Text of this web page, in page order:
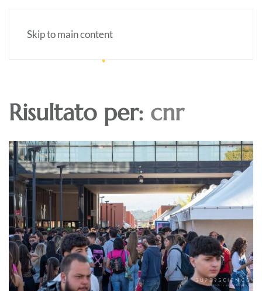
Skip to main content
Risultato per: cnr